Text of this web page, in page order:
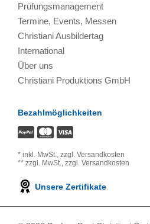
Prüfungsmanagement
Termine, Events, Messen
Christiani Ausbildertag
International
Über uns
Christiani Produktions GmbH
Bezahlmöglichkeiten
* inkl. MwSt., zzgl. Versandkosten
** zzgl. MwSt., zzgl. Versandkosten
Unsere Zertifikate